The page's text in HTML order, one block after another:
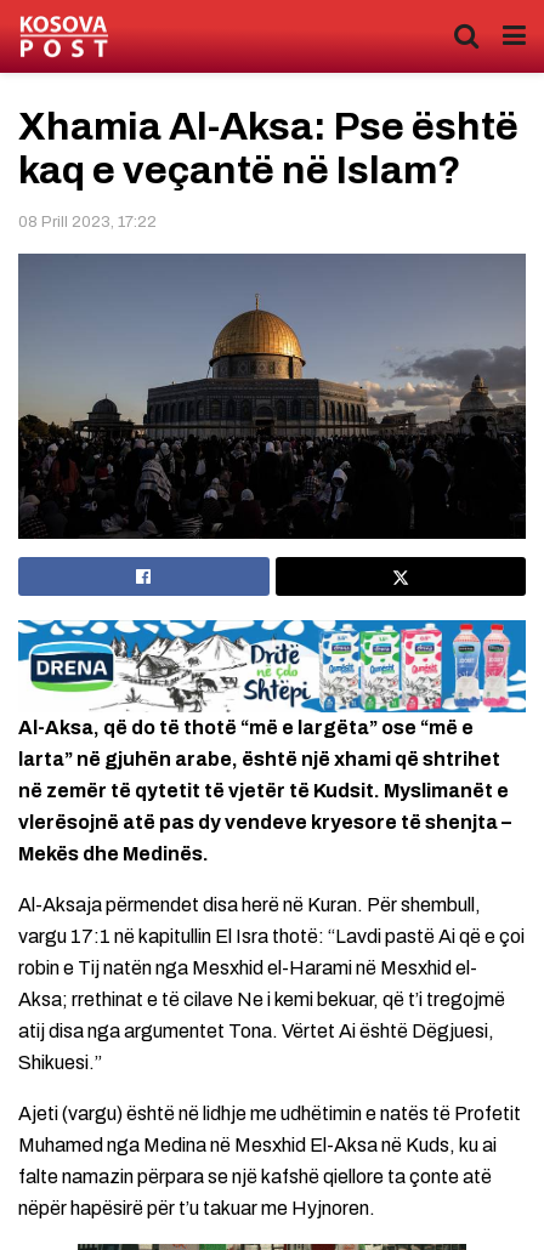
Xhamia Al-Aksa: Pse është
kaq e veçantë në Islam?
08 Prill 2023, 17:22
Al-Aksa, që do të thotë “më e largëta” ose “më e
larta” në gjuhën arabe, është një xhami që shtrihet
në zemër të qytetit të vjetër të Kudsit. Myslimanët e
vlerësojnë atë pas dy vendeve kryesore të shenjta –
Mekës dhe Medinës.
Al-Aksaja përmendet disa herë në Kuran. Për shembull,
vargu 17:1 në kapitullin El Isra thotë: “Lavdi pastë Ai që e çoi
robin e Tij natën nga Mesxhid el-Harami në Mesxhid el-
Aksa; rrethinat e të cilave Ne i kemi bekuar, që t’i tregojmë
atij disa nga argumentet Tona. Vërtet Ai është Dëgjuesi,
Shikuesi.”
Ajeti (vargu) është në lidhje me udhëtimin e natës të Profetit
Muhamed nga Medina në Mesxhid El-Aksa në Kuds, ku ai
falte namazin përpara se një kafshë qiellore ta çonte atë
nëpër hapësirë për t’u takuar me Hyjnoren.